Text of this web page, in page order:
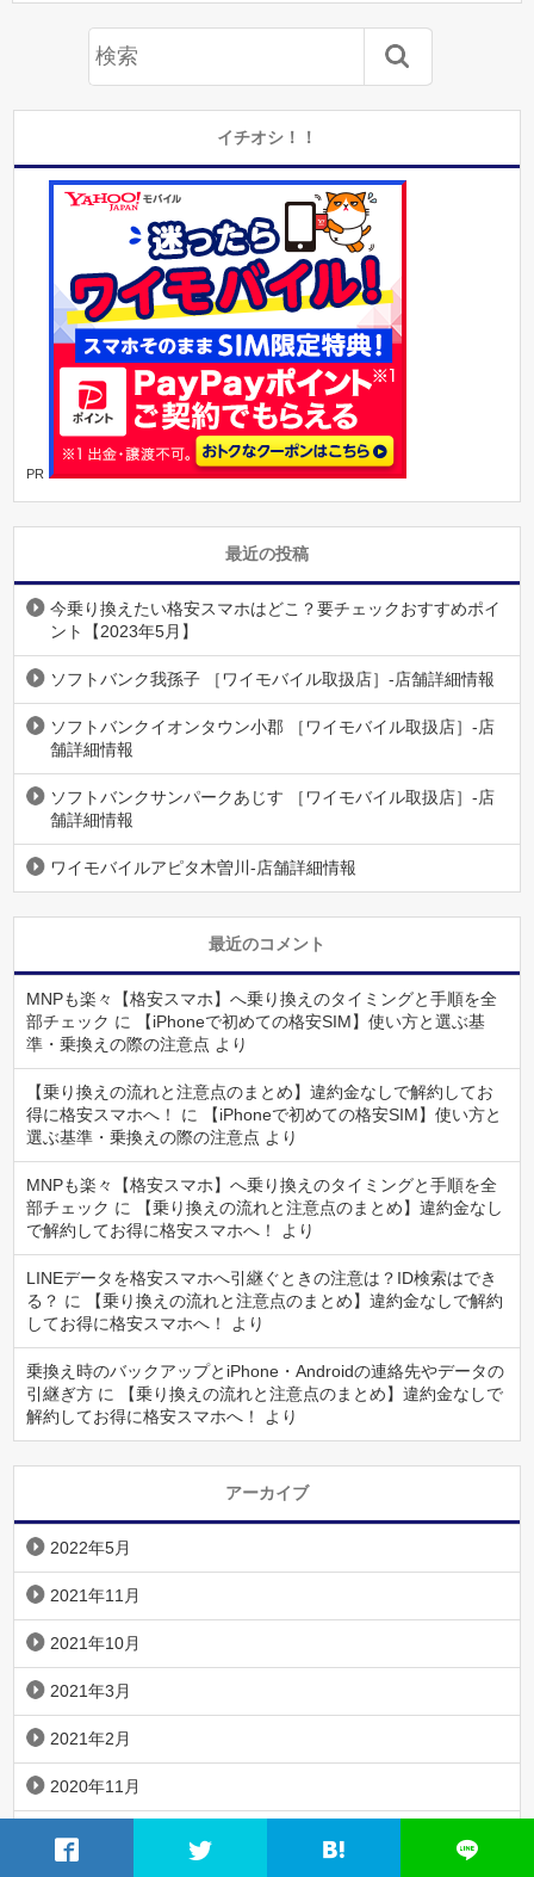
イチオシ！！
PR
最近の投稿
今乗り換えたい格安スマホはどこ？要チェックおすすめポイ
ント【2023年5月】
ソフトバンク我孫子 ［ワイモバイル取扱店］-店舗詳細情報
ソフトバンクイオンタウン小郡 ［ワイモバイル取扱店］-店
舗詳細情報
ソフトバンクサンパークあじす ［ワイモバイル取扱店］-店
舗詳細情報
ワイモバイルアピタ木曽川-店舗詳細情報
最近のコメント
MNPも楽々【格安スマホ】へ乗り換えのタイミングと手順を全
部チェック に
【iPhoneで初めての格安SIM】使い方と選ぶ基
準・乗換えの際の注意点 より
【乗り換えの流れと注意点のまとめ】違約金なしで解約してお
得に格安スマホへ！
に
【iPhoneで初めての格安SIM】使い方と
選ぶ基準・乗換えの際の注意点 より
MNPも楽々【格安スマホ】へ乗り換えのタイミングと手順を全
部チェック に
【乗り換えの流れと注意点のまとめ】違約金なし
で解約してお得に格安スマホへ！
より
LINEデータを格安スマホへ引継ぐときの注意は？ID検索はでき
る？ に
【乗り換えの流れと注意点のまとめ】違約金なしで解約
してお得に格安スマホへ！
より
乗換え時のバックアップとiPhone・Androidの連絡先やデータの
引継ぎ方 に
【乗り換えの流れと注意点のまとめ】違約金なしで
解約してお得に格安スマホへ！
より
アーカイブ
2022年5月
2021年11月
2021年10月
2021年3月
2021年2月
2020年11月
2020年10月